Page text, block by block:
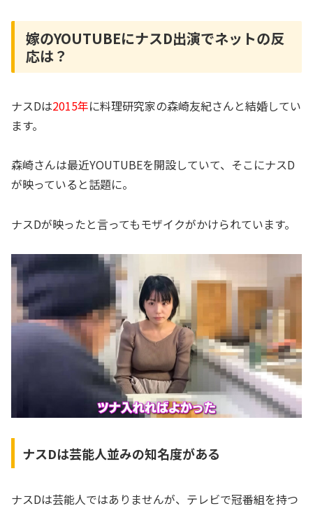
嫁のYOUTUBEにナスD出演でネットの反
応は？
ナスDは2015年に料理研究家の森崎友紀さんと結婚してい
ます。
森崎さんは最近YOUTUBEを開設していて、そこにナスD
が映っていると話題に。
ナスDが映ったと言ってもモザイクがかけられています。
ナスDは芸能人並みの知名度がある
ナスDは芸能人ではありませんが、テレビで冠番組を持つ